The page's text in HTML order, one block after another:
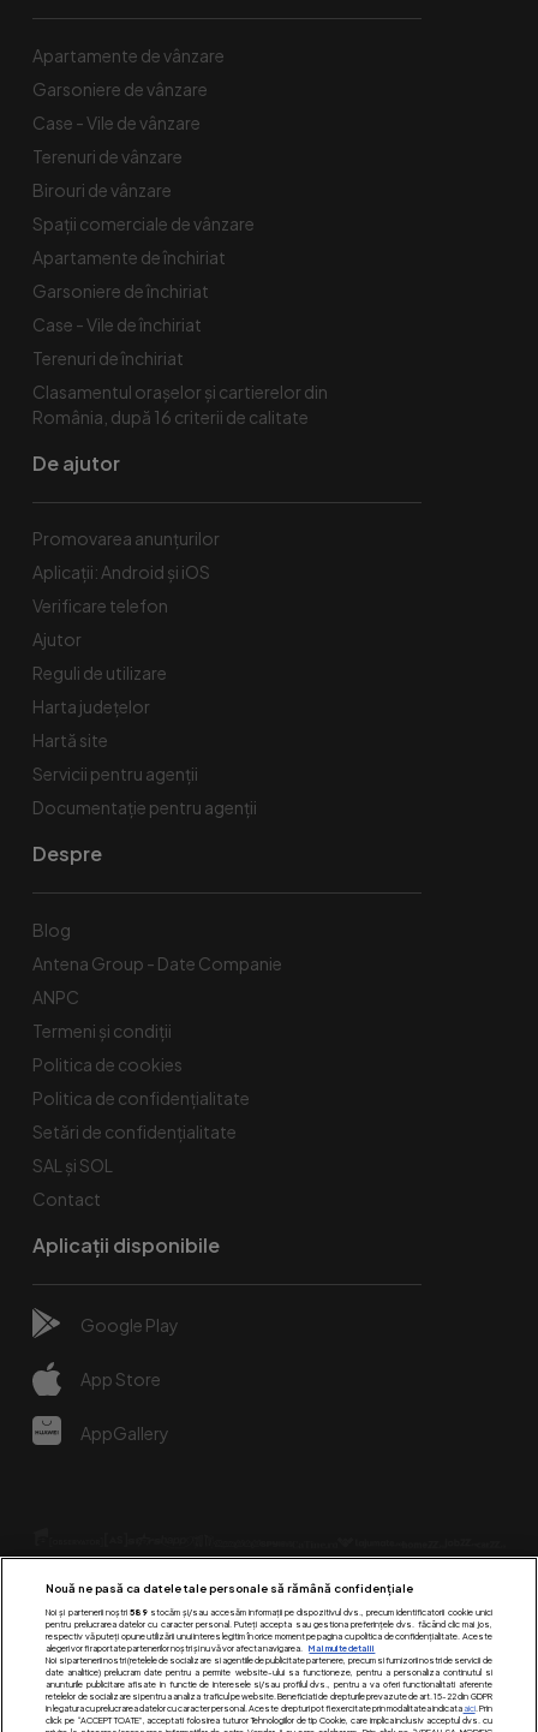
Apartamente de vânzare
Garsoniere de vânzare
Case - Vile de vânzare
Terenuri de vânzare
Birouri de vânzare
Spaţii comerciale de vânzare
Apartamente de închiriat
Garsoniere de închiriat
Case - Vile de închiriat
Terenuri de închiriat
Clasamentul orașelor și cartierelor din
România, după 16 criterii de calitate
De ajutor
Promovarea anunțurilor
Aplicații: Android și iOS
Verificare telefon
Ajutor
Reguli de utilizare
Harta județelor
Hartă site
Servicii pentru agenții
Documentație pentru agenții
Despre
Blog
Antena Group - Date Companie
ANPC
Termeni și condiții
Politica de cookies
Politica de confidențialitate
Setări de confidențialitate
SAL și SOL
Contact
Aplicații disponibile
Google Play
App Store
AppGallery
Urmărește-ne pe:
Nouă ne pasă ca datele tale personale să rămână confidențiale
Noi și partenerii noștri 589stocăm și/sau accesăm informații pe dispozitivul dvs., precum identificatorii cookie unici
pentru prelucrarea datelor cu caracter personal. Puteți accepta sau gestiona preferințele dvs. făcând clic mai jos,
respectiv vă puteți opune utilizării unui interes legitim în orice moment pe pagina cu politica de confidențialitate. Aceste
alegeri vor fi raportate partenerilor noștri și nu vă vor afecta navigarea.
Mai multe detalii
Noi si partenerii nostri (retelele de socializare si agentiile de publicitate partenere, precum si furnizorii nostri de servicii de
date analitice) prelucram date pentru a permite website-ului sa functioneze, pentru a personaliza continutul si
anunturile publicitare afisate in functie de interesele si/sau profilul dvs., pentru a va oferi functionalitati aferente
retelelor de socializare si pentru a analiza traficul pe website. Beneficiati de drepturile prevazute de art. 15-22 din GDPR
in legatura cu prelucrarea datelor cu caracter personal. Aceste drepturi pot fi exercitate prin modalitatea indicataaici. Prin
click pe “ACCEPT TOATE”, acceptati folosirea tuturor Tehnologiilor de tip Cookie, care implica inclusiv acceptul dvs. cu